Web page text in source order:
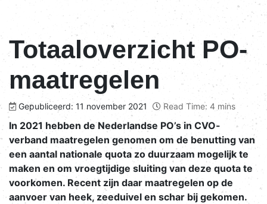
Totaaloverzicht PO-
maatregelen
Gepubliceerd: 11 november 2021 Read Time: 4 mins
In 2021 hebben de Nederlandse PO’s in CVO-
verband maatregelen genomen om de benutting van
een aantal nationale quota zo duurzaam mogelijk te
maken en om vroegtijdige sluiting van deze quota te
voorkomen. Recent zijn daar maatregelen op de
aanvoer van heek, zeeduivel en schar bij gekomen.